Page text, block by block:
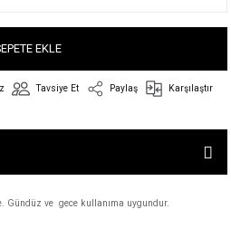
EKLE
Tavsiye Et Paylaş Karşılaştır
ve gece kullanıma uygundur.